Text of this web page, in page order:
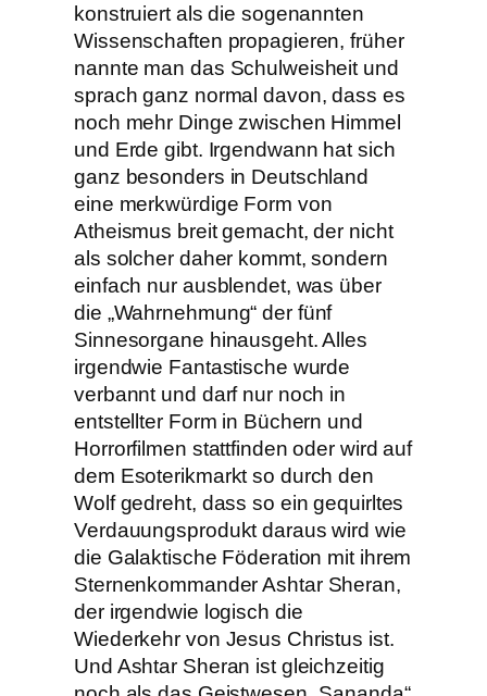
konstruiert als die sogenannten
Wissenschaften propagieren, früher
nannte man das Schulweisheit und
sprach ganz normal davon, dass es
noch mehr Dinge zwischen Himmel
und Erde gibt. Irgendwann hat sich
ganz besonders in Deutschland
eine merkwürdige Form von
Atheismus breit gemacht, der nicht
als solcher daher kommt, sondern
einfach nur ausblendet, was über
die „Wahrnehmung“ der fünf
Sinnesorgane hinausgeht. Alles
irgendwie Fantastische wurde
verbannt und darf nur noch in
entstellter Form in Büchern und
Horrorfilmen stattfinden oder wird auf
dem Esoterikmarkt so durch den
Wolf gedreht, dass so ein gequirltes
Verdauungsprodukt daraus wird wie
die Galaktische Föderation mit ihrem
Sternenkommander Ashtar Sheran,
der irgendwie logisch die
Wiederkehr von Jesus Christus ist.
Und Ashtar Sheran ist gleichzeitig